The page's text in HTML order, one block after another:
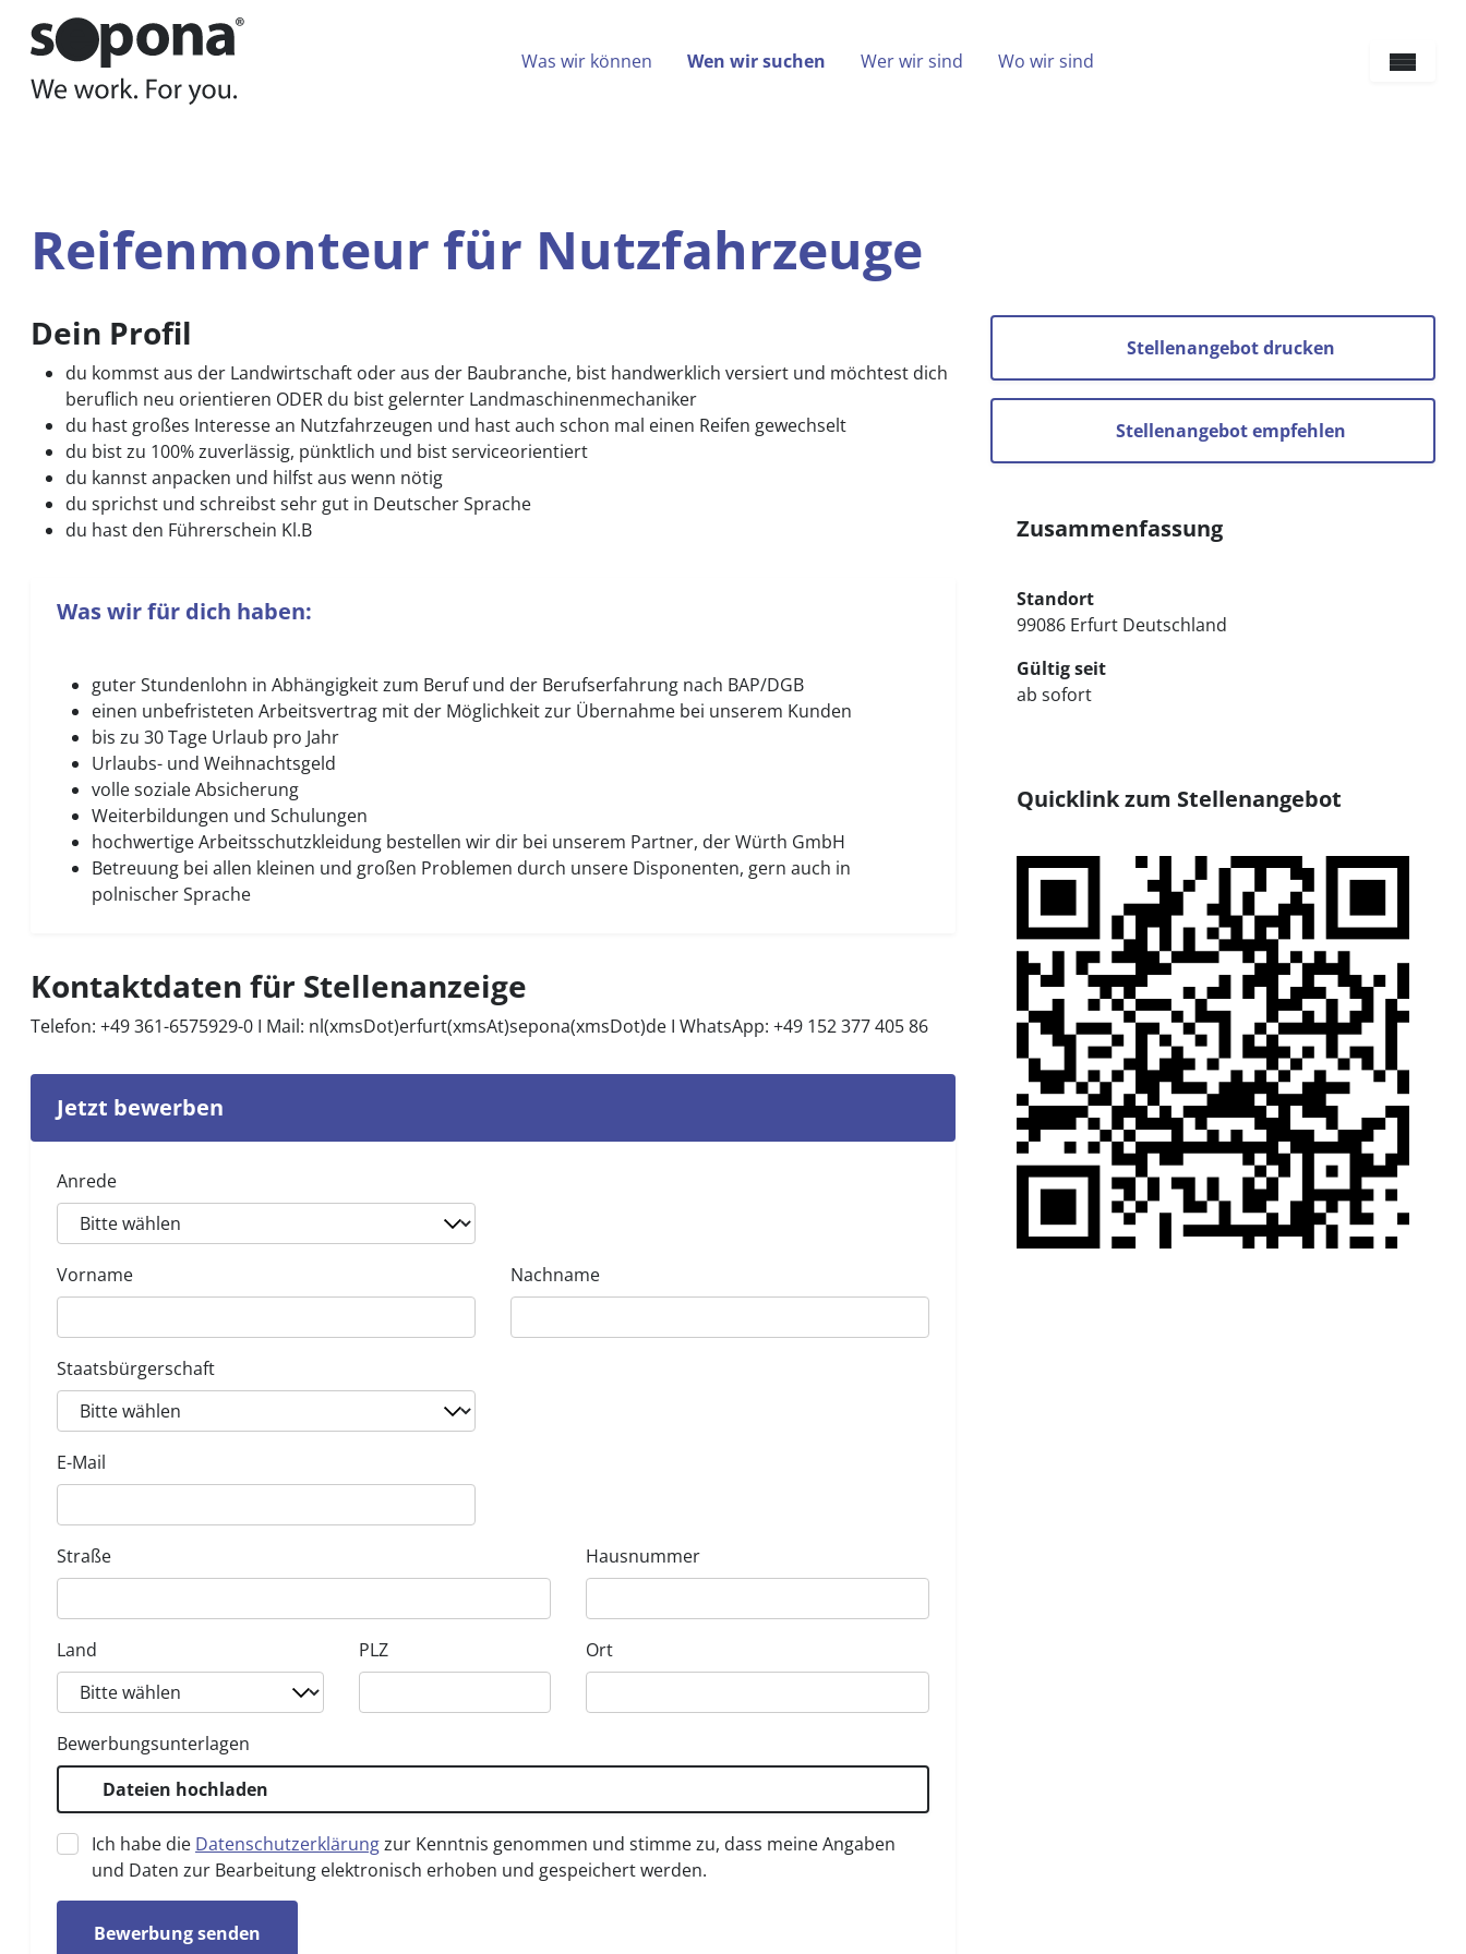
Hauptnavigation
Zum Inhalt
Was wir können
Wen wir suchen(aktiv)Wer wir sind Wo wir sind
Reifenmonteur für Nutzfahrzeuge
Dein Profil
du kommst aus der Landwirtschaft oder aus der Baubranche, bist handwerklich versiert und möchtest dich
beruflich neu orientieren ODER du bist gelernter Landmaschinenmechaniker
du hast großes Interesse an Nutzfahrzeugen und hast auch schon mal einen Reifen gewechselt
du bist zu 100% zuverlässig, pünktlich und bist serviceorientiert
du kannst anpacken und hilfst aus wenn nötig
du sprichst und schreibst sehr gut in Deutscher Sprache
du hast den Führerschein Kl.B
Was wir für dich haben:
guter Stundenlohn in Abhängigkeit zum Beruf und der Berufserfahrung nach BAP/DGB
einen unbefristeten Arbeitsvertrag mit der Möglichkeit zur Übernahme bei unserem Kunden
bis zu 30 Tage Urlaub pro Jahr
Urlaubs- und Weihnachtsgeld
volle soziale Absicherung
Weiterbildungen und Schulungen
hochwertige Arbeitsschutzkleidung bestellen wir dir bei unserem Partner, der Würth GmbH
Betreuung bei allen kleinen und großen Problemen durch unsere Disponenten, gern auch in
polnischer Sprache
Kontaktdaten für Stellenanzeige
Telefon: +49 361-6575929-0 I Mail: nl(xmsDot)erfurt(xmsAt)sepona(xmsDot)de I WhatsApp: +49 152 377 405 86
Jetzt bewerben
Anrede
Vorname Nachname
Staatsbürgerschaft
E-Mail
Straße Hausnummer
Land PLZ Ort
Bewerbungsunterlagen
Dateien hochladen
Ich habe die Datenschutzerklärungzur Kenntnis genommen und stimme zu, dass meine Angaben
und Daten zur Bearbeitung elektronisch erhoben und gespeichert werden.
Bewerbung senden
Stellenangebot drucken
Stellenangebot empfehlen
Zusammenfassung
Standort
99086 Erfurt Deutschland
Gültig seit
ab sofort
Quicklink zum Stellenangebot